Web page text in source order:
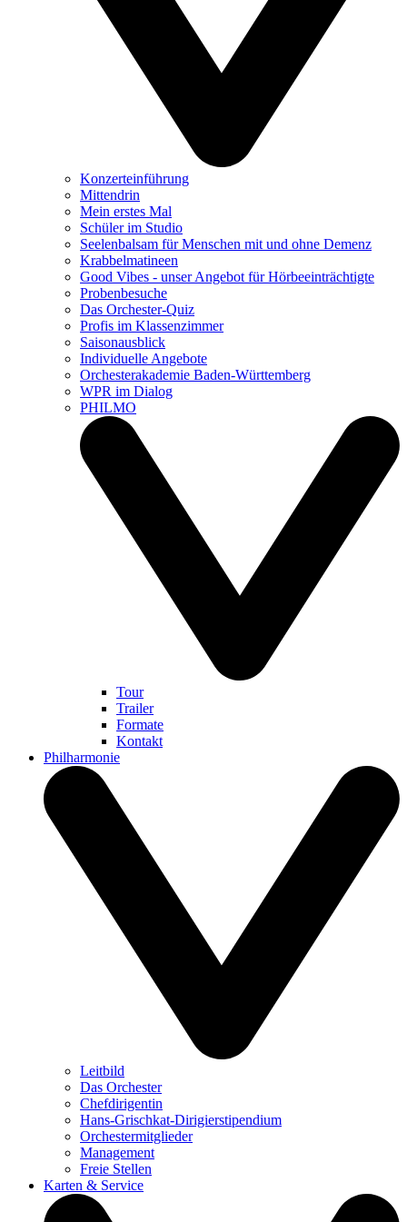
Konzerteinführung
Mittendrin
Mein erstes Mal
Schüler im Studio
Seelenbalsam für Menschen mit und ohne Demenz
Krabbelmatineen
Good Vibes - unser Angebot für Hörbeeinträchtigte
Probenbesuche
Das Orchester-Quiz
Profis im Klassenzimmer
Saisonausblick
Individuelle Angebote
Orchesterakademie Baden-Württemberg
WPR im Dialog
PHILMO
Tour
Trailer
Formate
Kontakt
Philharmonie
Leitbild
Das Orchester
Chefdirigentin
Hans-Grischkat-Dirigierstipendium
Orchestermitglieder
Management
Freie Stellen
Karten & Service